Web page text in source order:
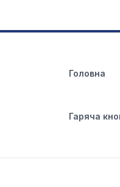
Головна
Гаряча